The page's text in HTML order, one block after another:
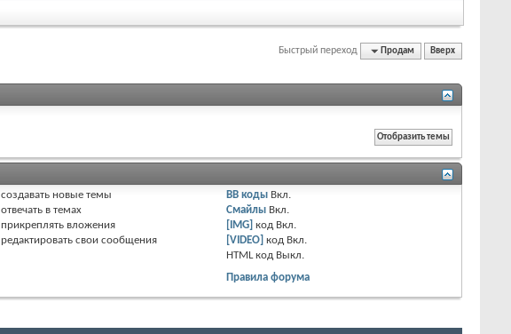
Быстрый переход Продам Вверх
создавать новые темы
отвечать в темах
прикреплять вложения
редактировать свои сообщения
BB коды Вкл.
Смайлы Вкл.
[IMG] код Вкл.
[VIDEO] код Вкл.
HTML код Выкл.
Правила форума